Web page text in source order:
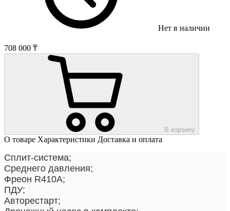
Нет в наличии
708 000 ₸
В корзину
О товаре Характеристики Доставка и оплата
Сплит-система;
Среднего давления;
Фреон R410А;
ПДУ;
Авторестарт;